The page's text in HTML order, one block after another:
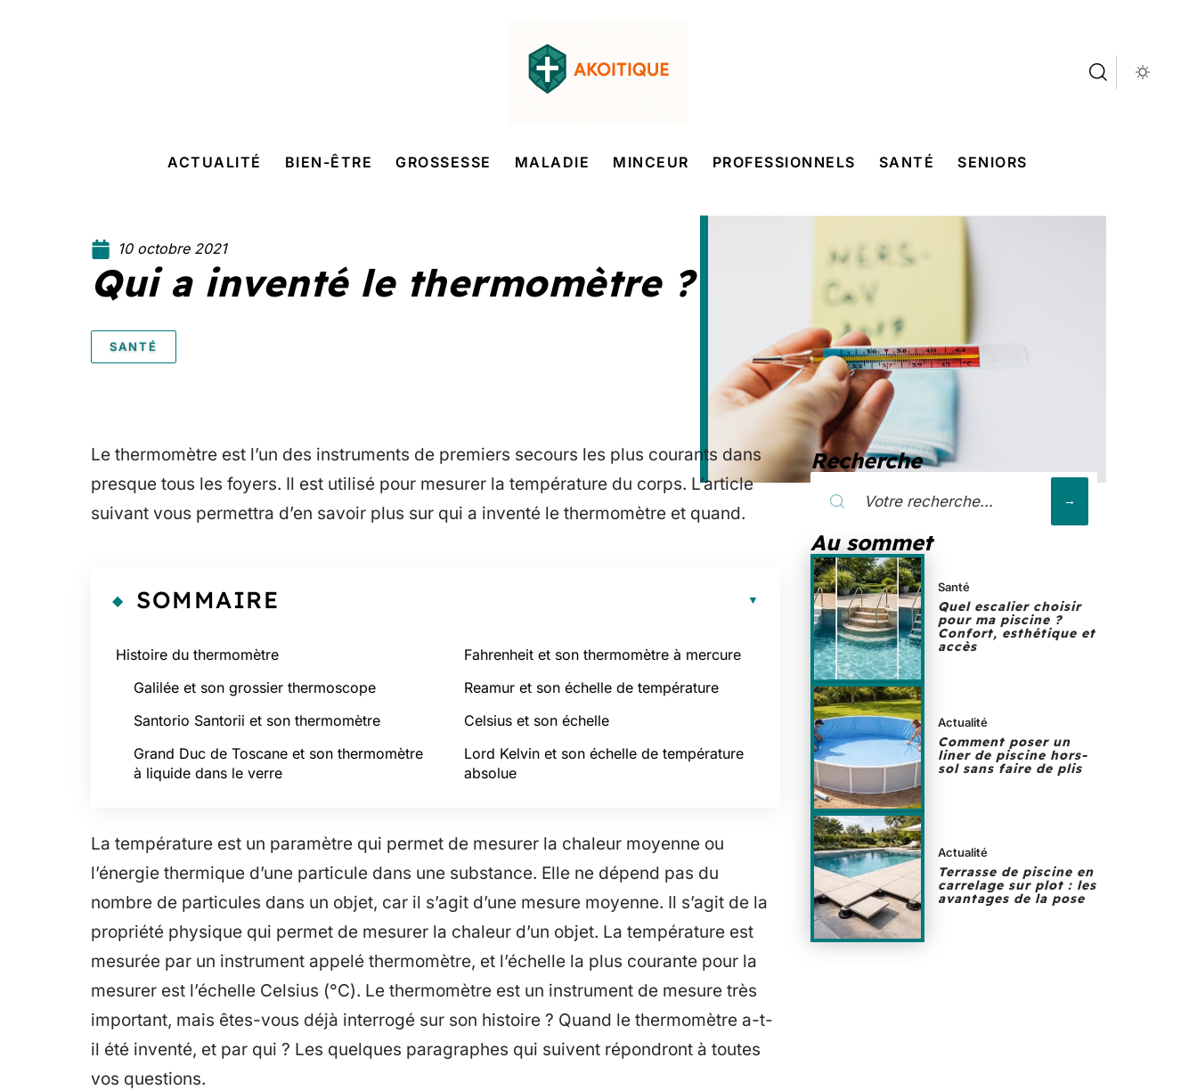
ACTUALITÉ BIEN-ÊTRE GROSSESSE MALADIE MINCEUR PROFESSIONNELS SANTÉ SENIORS
10 octobre 2021
Qui a inventé le thermomètre ?
SANTÉ
Le thermomètre est l’un des instruments de premiers secours les plus courants dans
presque tous les foyers. Il est utilisé pour mesurer la température du corps. L’article
suivant vous permettra d’en savoir plus sur qui a inventé le thermomètre et quand.
SOMMAIRE
Histoire du thermomètre
Galilée et son grossier thermoscope
Santorio Santorii et son thermomètre
Grand Duc de Toscane et son thermomètre
à liquide dans le verre
Fahrenheit et son thermomètre à mercure
Reamur et son échelle de température
Celsius et son échelle
Lord Kelvin et son échelle de température
absolue
La température est un paramètre qui permet de mesurer la chaleur moyenne ou
l’énergie thermique d’une particule dans une substance. Elle ne dépend pas du
nombre de particules dans un objet, car il s’agit d’une mesure moyenne. Il s’agit de la
propriété physique qui permet de mesurer la chaleur d’un objet. La température est
mesurée par un instrument appelé thermomètre, et l’échelle la plus courante pour la
mesurer est l’échelle Celsius (°C). Le thermomètre est un instrument de mesure très
important, mais êtes-vous déjà interrogé sur son histoire ? Quand le thermomètre a-t-
il été inventé, et par qui ? Les quelques paragraphes qui suivent répondront à toutes
vos questions.
Recherche
Au sommet
Santé
Quel escalier choisir
pour ma piscine ?
Confort, esthétique et
accès
Actualité
Comment poser un
liner de piscine hors-
sol sans faire de plis
Actualité
Terrasse de piscine en
carrelage sur plot : les
avantages de la pose